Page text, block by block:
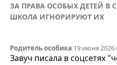
ЗА ПРАВА ОСОБЫХ ДЕТЕЙ В
ШКОЛА ИГНОРИРУЮТ ИХ
Родитель особика 19 июня 2026
Завуч писала в соцсетях